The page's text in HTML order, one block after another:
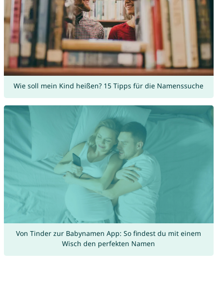
Wie soll mein Kind heißen? 15 Tipps für die Namenssuche
Von Tinder zur Babynamen App: So findest du mit einem
Wisch den perfekten Namen